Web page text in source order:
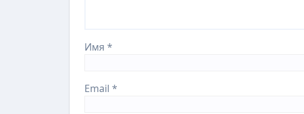
Имя *
Email *